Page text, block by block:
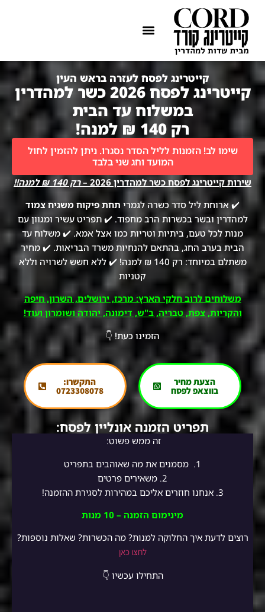
קייטרינג לפסח לעזרה בראש העין
קייטרינג לפסח 2026 כשר למהדרין
במשלוח עד הבית
רק 140 ₪ למנה!
שימו לב! הזמנות לליל הסדר נסגרו. ניתן להזמין לחול
המועד וחג שני בלבד
שירות קייטרינג לפסח כשר למהדרין 2026 –
רק 140 ₪ למנה!!
✔️ ארוחת ליל סדר כשרה לגמרי תחת פיקוח משגיח צמוד
למהדרין ובשר בכשרות הרב מחפוד. ✔️ תפריט עשיר ומגוון עם
מנות לכל טעם, ביתיות וטריות כמו אצל אמא. ✔️ משלוח עד
הבית בערב החג, בהתאם להנחיות משרד הבריאות. ✔️ מחיר
משתלם במיוחד: רק 140 ₪ למנה! ✔️ ללא חשש לשרויה וללא
קטניות
משלוחים לרוב חלקי הארץ: מרכז, ירושלים, השרון, חיפה
והקריות, צפת, טבריה, ב"ש, דימונה, יהודה ושומרון ועוד!
הזמינו כעת! 👇
הצעת מחיר
בווצאפ לפסח
התקשרו:
0723308078
תפריט הזמנה אונליין לפסח:
זה ממש פשוט:
1.
מסמנים את מה שאוהבים בתפריט
2. משאירים פרטים
3. אנחנו חוזרים אליכם במהירות לסגירת ההזמנה!
מינימום הזמנה – 10 מנות
רוצים לדעת איך החלוקה למנות? מה הכשרות? שאלות נוספות?
לחצו כאן
התחילו עכשיו 👇